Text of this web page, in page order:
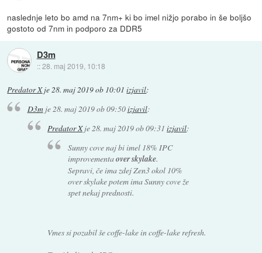
naslednje leto bo amd na 7nm+ ki bo imel nižjo porabo in še boljšo
gostoto od 7nm in podporo za DDR5
D3m
::28. maj 2019, 10:18
Predator Xje28. maj 2019 ob 10:01 izjavil:
D3mje28. maj 2019 ob 09:50izjavil:
Predator Xje28. maj 2019 ob 09:31 izjavil:
Sunny cove naj bi imel 18% IPC
improvementaover skylake.
Sepravi, če ima zdej Zen3 okol 10%
over skylake potem ima Sunny cove že
spet nekaj prednosti.
Vmes si pozabil še coffe-lake in coffe-lake refresh.